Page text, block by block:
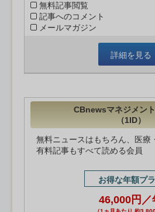
無料記事閲覧
記事へのコメント
メールマガジン
詳細を見る
CBnewsマネジメン
（1ID）
無料ニュースはもちろん、医療
有料記事もすべて読める会員
お得な年額プ
46,000円／